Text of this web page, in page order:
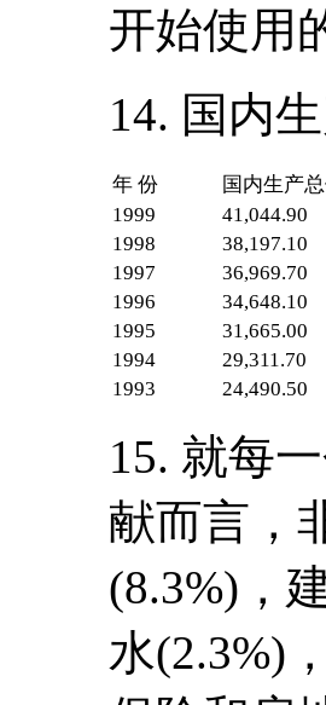
开始使用
14. 国内
年 份
国内生产
1999
41,044.90
1998
38,197.10
1997
36,969.70
1996
34,648.10
1995
31,665.00
1994
29,311.70
1993
24,490.50
15. 就每
献而言，
(8.3%)，
水(2.3%)